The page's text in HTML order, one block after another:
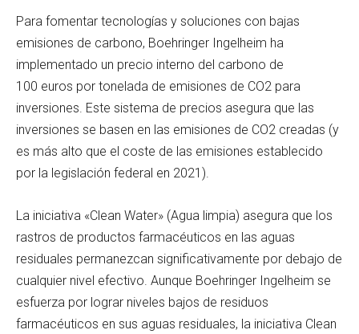
Para fomentar tecnologías y soluciones con bajas
emisiones de carbono, Boehringer Ingelheim ha
implementado un precio interno del carbono de
100 euros por tonelada de emisiones de CO2 para
inversiones. Este sistema de precios asegura que las
inversiones se basen en las emisiones de CO2 creadas (y
es más alto que el coste de las emisiones establecido
por la legislación federal en 2021).
La iniciativa «Clean Water» (Agua limpia) asegura que los
rastros de productos farmacéuticos en las aguas
residuales permanezcan significativamente por debajo de
cualquier nivel efectivo. Aunque Boehringer Ingelheim se
esfuerza por lograr niveles bajos de residuos
farmacéuticos en sus aguas residuales, la iniciativa Clean